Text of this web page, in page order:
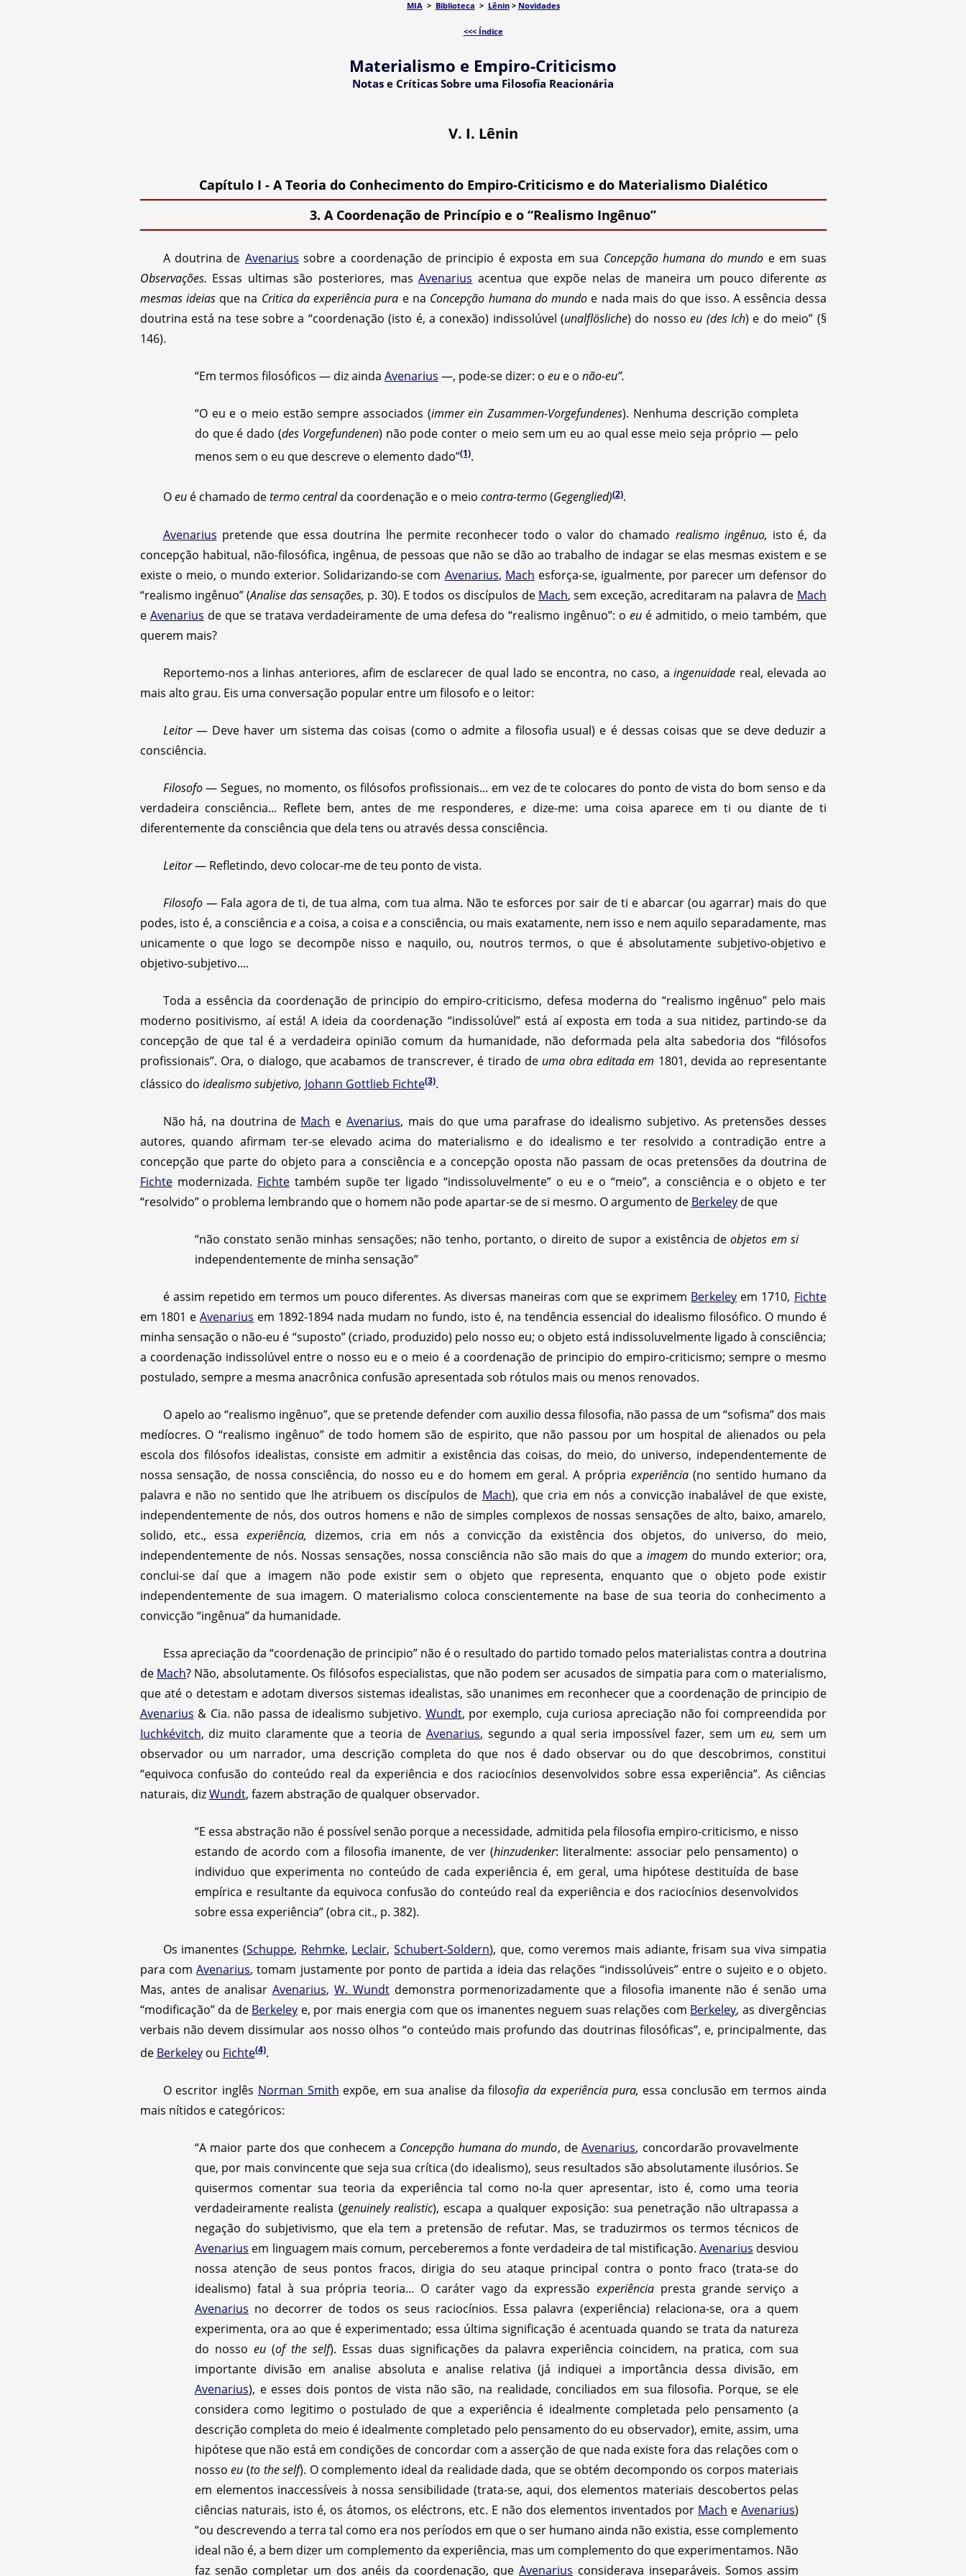
MIA> Biblioteca > Lênin> Novidades
<<< Índice
Materialismo e Empiro-Criticismo
Notas e Críticas Sobre uma Filosofia Reacionária
V. I. Lênin
Capítulo I - A Teoria do Conhecimento do Empiro-Criticismo e do Materialismo Dialético
3. A Coordenação de Princípio e o “Realismo Ingênuo”
A doutrina de Avenarius sobre a coordenação de principio é exposta em sua Concepção humana do mundo e em suas
Observações. Essas ultimas são posteriores, masAvenarius acentua que expõe nelas de maneira um pouco diferente as
mesmas ideiasque na Critica da experiência pura e na Concepção humana do mundo e nada mais do que isso. A essência dessa
doutrina está na tese sobre a “coordenação (isto é, a conexão) indissolúvel (unalflösliche) do nossoeu (des Ich) e do meio” (§
146).
“Em termos filosóficos — diz ainda Avenarius —, pode-se dizer: o eue o não-eu”.
“O eu e o meio estão sempre associados (immer ein Zusammen-Vorgefundenes). Nenhuma descrição completa
do que é dado (des Vorgefundenen) não pode conter o meio sem um eu ao qual esse meio seja próprio — pelo
menos sem o eu que descreve o elemento dado”(1).
Oeué chamado determo centralda coordenação e o meio contra-termo(Gegenglied)(2).
Avenarius pretende que essa doutrina lhe permite reconhecer todo o valor do chamado realismo ingênuo, isto é, da
concepção habitual, não-filosófica, ingênua, de pessoas que não se dão ao trabalho de indagar se elas mesmas existem e se
existe o meio, o mundo exterior. Solidarizando-se com Avenarius, Mach esforça-se, igualmente, por parecer um defensor do
“realismo ingênuo” (Analise das sensações, p. 30). E todos os discípulos de Mach, sem exceção, acreditaram na palavra de Mach
e Avenarius de que se tratava verdadeiramente de uma defesa do “realismo ingênuo”: oeu é admitido, o meio também, que
querem mais?
Reportemo-nos a linhas anteriores, afim de esclarecer de qual lado se encontra, no caso, aingenuidade real, elevada ao
mais alto grau. Eis uma conversação popular entre um filosofo e o leitor:
Leitor— Deve haver um sistema das coisas (como o admite a filosofia usual) e é dessas coisas que se deve deduzir a
consciência.
Filosofo— Segues, no momento, os filósofos profissionais... em vez de te colocares do ponto de vista do bom senso e da
verdadeira consciência... Reflete bem, antes de me responderes,e dize-me: uma coisa aparece em ti ou diante de ti
diferentemente da consciência que dela tens ou através dessa consciência.
Leitor— Refletindo, devo colocar-me de teu ponto de vista.
Filosofo —Fala agora de ti, de tua alma, com tua alma. Não te esforces por sair de ti e abarcar (ou agarrar) mais do que
podes, isto é, a consciência ea coisa, a coisa ea consciência, ou mais exatamente, nem isso e nem aquilo separadamente, mas
unicamente o que logo se decompõe nisso e naquilo, ou, noutros termos, o que é absolutamente subjetivo-objetivo e
objetivo-subjetivo....
Toda a essência da coordenação de principio do empiro-criticismo, defesa moderna do “realismo ingênuo” pelo mais
moderno positivismo, aí está! A ideia da coordenação “indissolúvel” está aí exposta em toda a sua nitidez, partindo-se da
concepção de que tal é a verdadeira opinião comum da humanidade, não deformada pela alta sabedoria dos “filósofos
profissionais”. Ora, o dialogo, que acabamos de transcrever, é tirado de uma obra editada em 1801, devida ao representante
clássico do idealismo subjetivo, Johann Gottlieb Fichte(3).
Não há, na doutrina de Mach e Avenarius, mais do que uma parafrase do idealismo subjetivo. As pretensões desses
autores, quando afirmam ter-se elevado acima do materialismo e do idealismo e ter resolvido a contradição entre a
concepção que parte do objeto para a consciência e a concepção oposta não passam de ocas pretensões da doutrina de
Fichtemodernizada. Fichtetambém supõe ter ligado “indissoluvelmente” o eu e o “meio”, a consciência e o objeto e ter
“resolvido” o problema lembrando que o homem não pode apartar-se de si mesmo. O argumento de Berkeleyde que
“não constato senão minhas sensações; não tenho, portanto, o direito de supor a existência deobjetos em si
independentemente de minha sensação”
é assim repetido em termos um pouco diferentes. As diversas maneiras com que se exprimem Berkeley em 1710, Fichte
em 1801 eAvenarius em 1892-1894 nada mudam no fundo, isto é, na tendência essencial do idealismo filosófico. O mundo é
minha sensação o não-eu é “suposto” (criado, produzido) pelo nosso eu; o objeto está indissoluvelmente ligado à consciência;
a coordenação indissolúvel entre o nosso eu e o meio é a coordenação de principio do empiro-criticismo; sempre o mesmo
postulado, sempre a mesma anacrônica confusão apresentada sob rótulos mais ou menos renovados.
O apelo ao “realismo ingênuo”, que se pretende defender com auxilio dessa filosofia, não passa de um “sofisma” dos mais
medíocres. O “realismo ingênuo” de todo homem são de espirito, que não passou por um hospital de alienados ou pela
escola dos filósofos idealistas, consiste em admitir a existência das coisas, do meio, do universo, independentemente de
nossa sensação, de nossa consciência, do nosso eu e do homem em geral. A própria experiência(no sentido humano da
palavra e não no sentido que lhe atribuem os discípulos de Mach), que cria em nós a convicção inabalável de que existe,
independentemente de nós, dos outros homens e não de simples complexos de nossas sensações de alto, baixo, amarelo,
solido, etc., essaexperiência, dizemos, cria em nós a convicção da existência dos objetos, do universo, do meio,
independentemente de nós. Nossas sensações, nossa consciência não são mais do que a imagem do mundo exterior; ora,
conclui-se daí que a imagem não pode existir sem o objeto que representa, enquanto que o objeto pode existir
independentemente de sua imagem. O materialismo coloca conscientemente na base de sua teoria do conhecimento a
convicção “ingênua” da humanidade.
Essa apreciação da “coordenação de principio” não é o resultado do partido tomado pelos materialistas contra a doutrina
de Mach? Não, absolutamente. Os filósofos especialistas, que não podem ser acusados de simpatia para com o materialismo,
que até o detestam e adotam diversos sistemas idealistas, são unanimes em reconhecer que a coordenação de principio de
Avenarius & Cia. não passa de idealismo subjetivo. Wundt, por exemplo, cuja curiosa apreciação não foi compreendida por
Iuchkévitch, diz muito claramente que a teoria deAvenarius, segundo a qual seria impossível fazer, sem um eu, sem um
observador ou um narrador, uma descrição completa do que nos é dado observar ou do que descobrimos, constitui
“equivoca confusão do conteúdo real da experiência e dos raciocínios desenvolvidos sobre essa experiência”. As ciências
naturais, dizWundt, fazem abstração de qualquer observador.
“E essa abstração não é possível senão porque a necessidade, admitida pela filosofia empiro-criticismo, e nisso
estando de acordo com a filosofia imanente, de ver (hinzudenker: literalmente: associar pelo pensamento) o
individuo que experimenta no conteúdo de cada experiência é, em geral, uma hipótese destituída de base
empírica e resultante da equivoca confusão do conteúdo real da experiência e dos raciocínios desenvolvidos
sobre essa experiência” (obra cit., p. 382).
Os imanentes (Schuppe, Rehmke, Leclair,Schubert-Soldern), que, como veremos mais adiante, frisam sua viva simpatia
para comAvenarius, tomam justamente por ponto de partida a ideia das relações “indissolúveis” entre o sujeito e o objeto.
Mas, antes de analisar Avenarius, W. Wundtdemonstra pormenorizadamente que a filosofia imanente não é senão uma
‘‘modificação” da de Berkeley e, por mais energia com que os imanentes neguem suas relações com Berkeley, as divergências
verbais não devem dissimular aos nosso olhos “o conteúdo mais profundo das doutrinas filosóficas”, e, principalmente, das
de Berkeleyou Fichte(4).
O escritor inglês Norman Smith expõe, em sua analise da filosofia da experiência pura, essa conclusão em termos ainda
mais nítidos e categóricos:
“A maior parte dos que conhecem a Concepção humana do mundo, deAvenarius, concordarão provavelmente
que, por mais convincente que seja sua crítica (do idealismo), seus resultados são absolutamente ilusórios. Se
quisermos comentar sua teoria da experiência tal como no-la quer apresentar, isto é, como uma teoria
verdadeiramente realista (genuinely realistic), escapa a qualquer exposição: sua penetração não ultrapassa a
negação do subjetivismo, que ela tem a pretensão de refutar. Mas, se traduzirmos os termos técnicos de
Avenarius em linguagem mais comum, perceberemos a fonte verdadeira de tal mistificação. Avenarius desviou
nossa atenção de seus pontos fracos, dirigia do seu ataque principal contra o ponto fraco (trata-se do
idealismo) fatal à sua própria teoria... O caráter vago da expressão experiênciapresta grande serviço a
Avenarius no decorrer de todos os seus raciocínios. Essa palavra (experiência) relaciona-se, ora a quem
experimenta, ora ao que é experimentado; essa última significação é acentuada quando se trata da natureza
do nosso eu(of the self). Essas duas significações da palavra experiência coincidem, na pratica, com sua
importante divisão em analise absoluta e analise relativa (já indiquei a importância dessa divisão, em
Avenarius), e esses dois pontos de vista não são, na realidade, conciliados em sua filosofia. Porque, se ele
considera como legitimo o postulado de que a experiência é idealmente completada pelo pensamento (a
descrição completa do meio é idealmente completado pelo pensamento do eu observador), emite, assim, uma
hipótese que não está em condições de concordar com a asserção de que nada existe fora das relações com o
nossoeu (to the self). O complemento ideal da realidade dada, que se obtém decompondo os corpos materiais
em elementos inaccessíveis à nossa sensibilidade (trata-se, aqui, dos elementos materiais descobertos pelas
ciências naturais, isto é, os átomos, os eléctrons, etc. E não dos elementos inventados por Mach eAvenarius)
“ou descrevendo a terra tal como era nos períodos em que o ser humano ainda não existia, esse complemento
ideal não é, a bem dizer um complemento da experiência, mas um complemento do que experimentamos. Não
faz senão completar um dos anéis da coordenação, queAvenarius considerava inseparáveis. Somos assim